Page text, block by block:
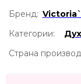
Бренд:
Категории:
Страна